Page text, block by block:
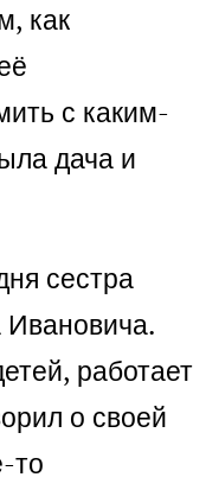
как
с каким-
дача и
сестра
Ивановича.
работает
о своей
то